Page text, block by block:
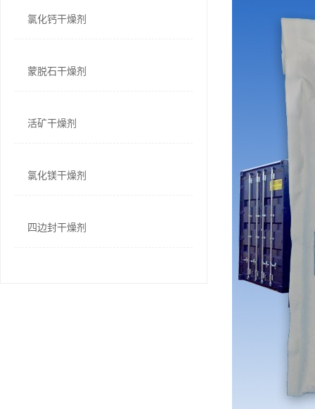
氯化钙干燥剂
蒙脱石干燥剂
活矿干燥剂
氯化镁干燥剂
四边封干燥剂